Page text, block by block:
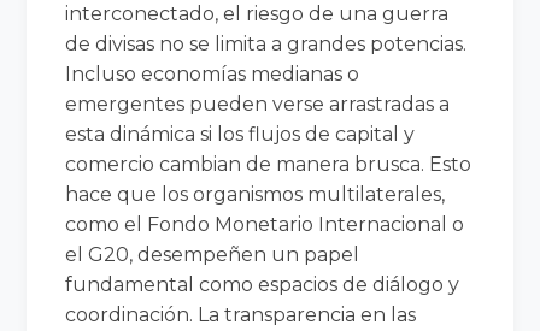
interconectado, el riesgo de una guerra
de divisas no se limita a grandes potencias.
Incluso economías medianas o
emergentes pueden verse arrastradas a
esta dinámica si los flujos de capital y
comercio cambian de manera brusca. Esto
hace que los organismos multilaterales,
como el Fondo Monetario Internacional o
el G20, desempeñen un papel
fundamental como espacios de diálogo y
coordinación. La transparencia en las